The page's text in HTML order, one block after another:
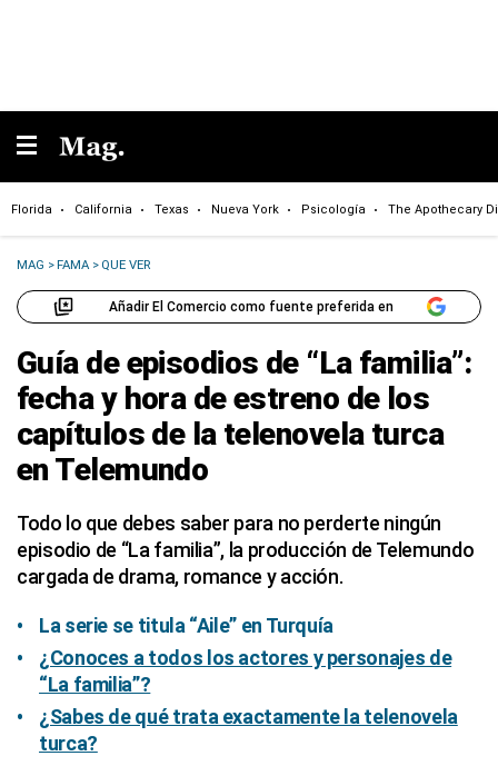
Florida California Texas Nueva York Psicología The Apothecary
MAG >FAMA > QUE VER
Añadir El Comercio como fuente preferida en
Guía de episodios de “La familia”:
fecha y hora de estreno de los
capítulos de la telenovela turca
en Telemundo
Todo lo que debes saber para no perderte ningún
episodio de “La familia”, la producción de Telemundo
cargada de drama, romance y acción.
La serie se titula “Aile” en Turquía
¿Conoces a todos los actores y personajes de
“La familia”?
¿Sabes de qué trata exactamente la telenovela
turca?